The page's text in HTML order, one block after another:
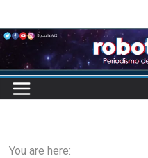
to
content
You are here: